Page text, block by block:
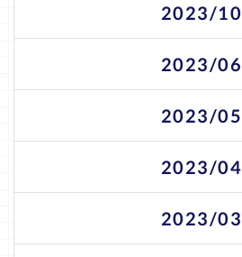
2023/10
2023/06
2023/05
2023/04
2023/03